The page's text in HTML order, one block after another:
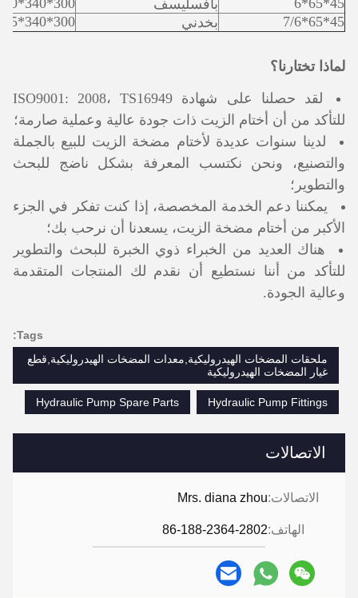
الاتصالات
الاتصالات:Mrs. diana zhou
الهاتف:86-188-2364-2802
45*65*6
بافسليسف
300*340*10
45*65*7/6
بخدني 300*340*15
لماذا تختارنا؟
لقد حصلنا على شهادة ISO9001: 2008، TS16949
للتأكد من أن أختام الزيت ذات جودة عالية وعملية صارمة؛
لدينا سنوات عديدة لأختام مضخة الزيت للبيع بالجملة
والتصنيع، ونحن نكتسب المعرفة بشكل ناضج للبحث
والتطوير؛
يمكننا دعم الخدمة المخصصة، إذا كنت تفكر في الجزء
الأكبر من أختام مضخة الزيت، يسعدنا أن نرحب بك؛
هناك العديد من الخبراء ذوي الخبرة للبحث والتطوير
للتأكد من أننا نستطيع أن نقدم لك المنتجات المتقدمة
وعالية الجودة.
Tags:
ملحقات المضخات الهيدروليكية,معدات المضخات الهيدروليكية,قطع
غيار المضخات الهيدروليكية
Hydraulic Pump Fittings
Hydraulic Pump Spare Parts